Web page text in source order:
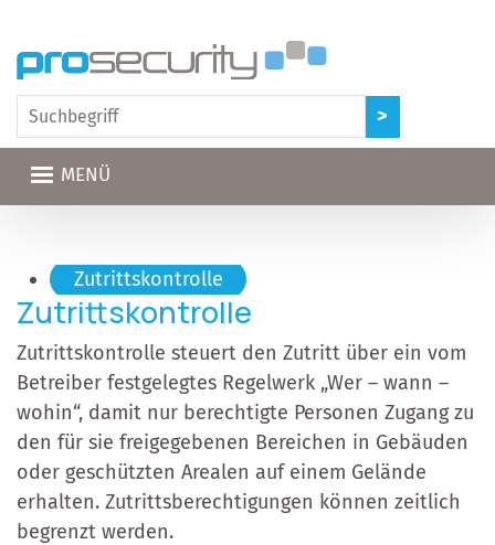
MENÜ
Hauptnavigation
Zutrittskontrolle
Zutrittskontrolle
Zutrittskontrolle steuert den Zutritt über ein vom
Betreiber festgelegtes Regelwerk „Wer – wann –
wohin“, damit nur berechtigte Personen Zugang zu
den für sie freigegebenen Bereichen in Gebäuden
oder geschützten Arealen auf einem Gelände
erhalten. Zutrittsberechtigungen können zeitlich
begrenzt werden.